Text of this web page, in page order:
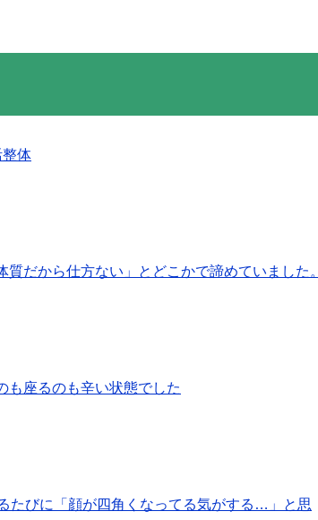
体
だから仕方ない」とどこかで諦めていました。
も座るのも辛い状態でした
たびに「顔が四角くなってる気がする…」と思